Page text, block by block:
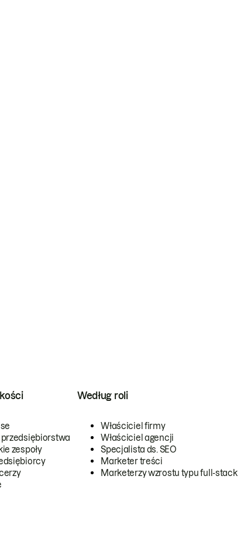
zespoły
Według roli
Właściciel firmy
Właściciel agencji
Specjalista ds. SEO
Marketer treści
Marketerzy wzrostu typu full-stack